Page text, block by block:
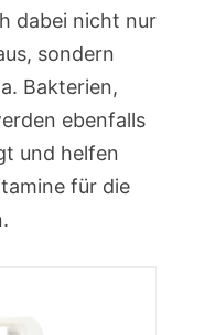
dabei nicht nur
sondern
Bakterien,
ebenfalls
und helfen
für die